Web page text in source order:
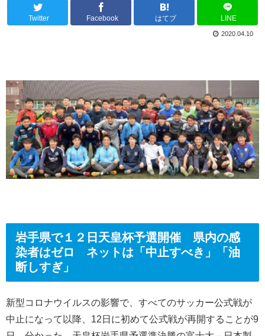
Twitter Facebook はてブ LINE
2020.04.10
岩手県で１２日天皇杯予選開催 県内の感
染者はゼロ ネットは「中止すべき」「油
断しすぎ」
新型コロナウイルスの影響で、すべてのサッカー公式戦が
中止になって以降、12日に初めて公式戦が再開することが9